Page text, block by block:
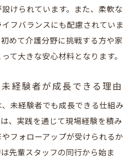
けられています。また、柔軟な
フバランスにも配慮されていま
めて介護分野に挑戦する方や家
て大きな安心材料となります。
経験者が成長できる理由
未経験者でも成長できる仕組み
、実践を通じて現場経験を積み
フォローアップが受けられるか
先輩スタッフの同行から始ま